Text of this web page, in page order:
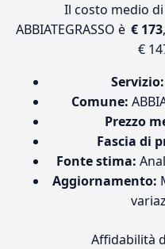
Il costo medio di
ABBIATEGRASSO è € 173
€
Servizio:
Comune:
Prezzo
Fascia di
Fonte stima:
Aggiornamento:
Affidabilità